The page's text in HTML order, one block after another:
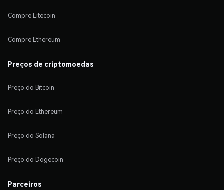
Compre Litecoin
Compre Ethereum
Preços de criptomoedas
Preço do Bitcoin
Preço do Ethereum
Preço do Solana
Preço do Dogecoin
Parceiros